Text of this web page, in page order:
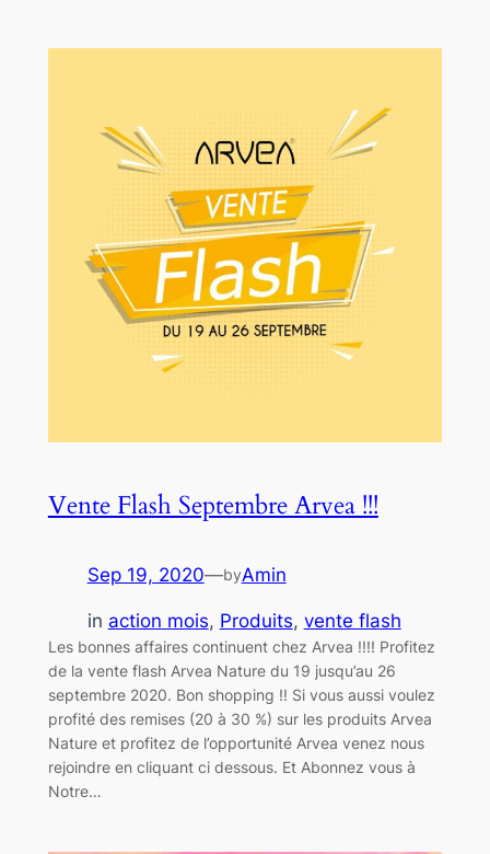
Vente Flash Septembre Arvea !!!
Sep 19, 2020—byAmin
in action mois, Produits, vente flash
Les bonnes affaires continuent chez Arvea !!!! Profitez
de la vente flash Arvea Nature du 19 jusqu’au 26
septembre 2020. Bon shopping !! Si vous aussi voulez
profité des remises (20 à 30 %) sur les produits Arvea
Nature et profitez de l’opportunité Arvea venez nous
rejoindre en cliquant ci dessous. Et Abonnez vous à
Notre…